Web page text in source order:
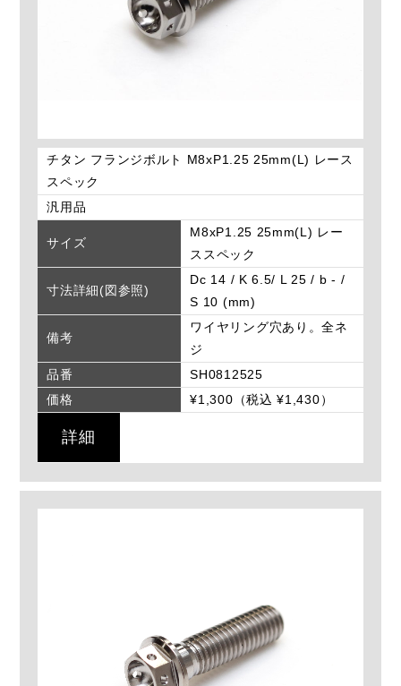
チタン フランジボルト M8xP1.25 25mm(L) レース
スペック
汎用品
サイズ
M8xP1.25 25mm(L) レー
ススペック
寸法詳細(図参照)
Dc 14 / K 6.5/ L 25 / b - /
S 10 (mm)
備考
ワイヤリング穴あり。全ネ
ジ
品番
SH0812525
価格
¥1,300（税込 ¥1,430）
詳細